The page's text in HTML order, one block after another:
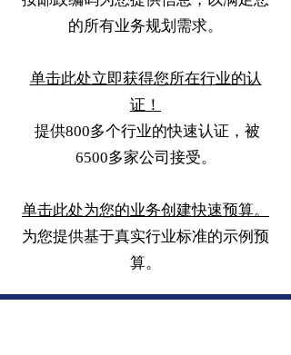
的所有业务规划需求。
单击此处立即获得您所在行业的认
证！
提供800多个行业的快速认证，被
6500多家公司接受。
单击此处为您的业务创建快速预算。
为您提供基于真实行业标准的示例预
算。